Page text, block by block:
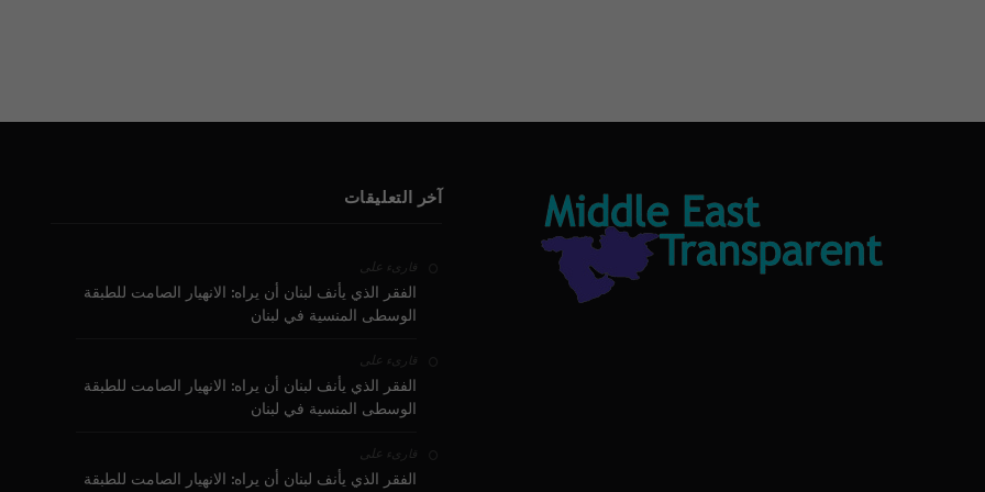
آخر التعليقات
قارىء على
الفقر الذي يأنف لبنان أن يراه: الانهيار الصامت للطبقة
الوسطى المنسية في لبنان
قارىء على
الفقر الذي يأنف لبنان أن يراه: الانهيار الصامت للطبقة
الوسطى المنسية في لبنان
قارىء على
الفقر الذي يأنف لبنان أن يراه: الانهيار الصامت للطبقة